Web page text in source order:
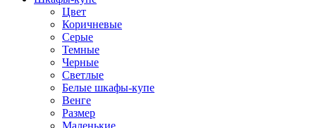
Цвет
Коричневые
Серые
Темные
Черные
Светлые
Белые шкафы-купе
Венге
Размер
Маленькие